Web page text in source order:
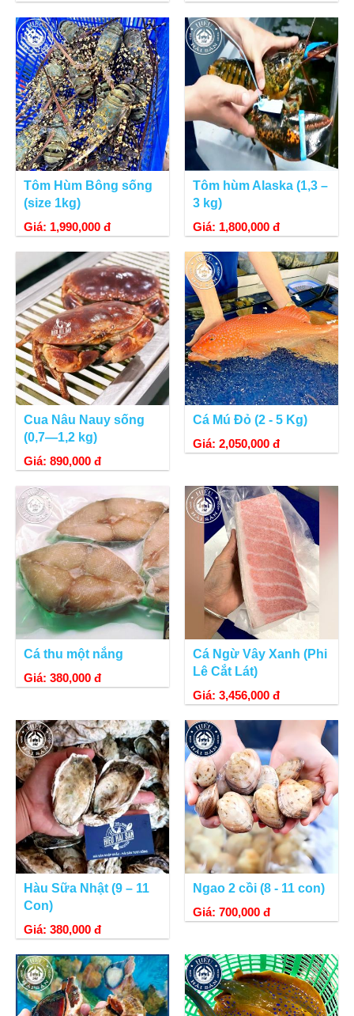
Tôm Hùm Bông sống
(size 1kg)
Giá: 1,990,000 đ
Tôm hùm Alaska (1,3 –
3 kg)
Giá: 1,800,000 đ
Cua Nâu Nauy sống
(0,7—1,2 kg)
Giá: 890,000 đ
Cá Mú Đỏ (2 - 5 Kg)
Giá: 2,050,000 đ
Cá thu một nắng
Giá: 380,000 đ
Cá Ngừ Vây Xanh (Phi
Lê Cắt Lát)
Giá: 3,456,000 đ
Hàu Sữa Nhật (9 – 11
Con)
Giá: 380,000 đ
Ngao 2 cồi (8 - 11 con)
Giá: 700,000 đ